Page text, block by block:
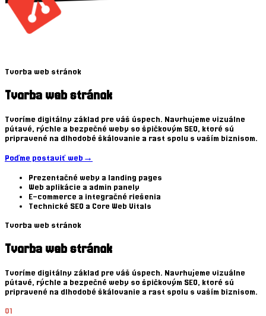
Tvorba web stránok
Tvorba web stránok
Tvoríme digitálny základ pre váš úspech. Navrhujeme vizuálne
pútavé, rýchle a bezpečné weby so špičkovým SEO, ktoré sú
pripravené na dlhodobé škálovanie a rast spolu s vaším biznisom.
Poďme postaviť web →
Prezentačné weby a landing pages
Web aplikácie a admin panely
E-commerce a integračné riešenia
Technické SEO a Core Web Vitals
Tvorba web stránok
Tvorba web stránok
Tvoríme digitálny základ pre váš úspech. Navrhujeme vizuálne
pútavé, rýchle a bezpečné weby so špičkovým SEO, ktoré sú
pripravené na dlhodobé škálovanie a rast spolu s vaším biznisom.
01